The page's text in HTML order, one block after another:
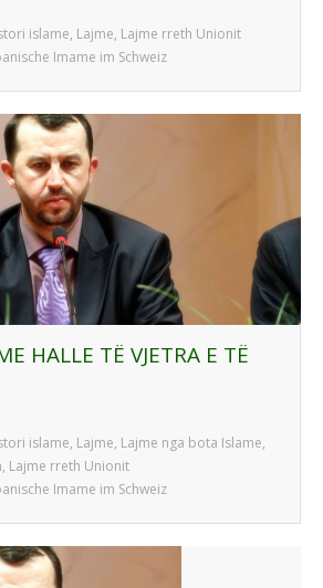
islame, Lajme, Lajme rreth Unionit
Imame im Schweiz
HALLE TË VJETRA E TË
islame, Lajme, Lajme nga bota Islame,
, Lajme rreth Unionit
Imame im Schweiz